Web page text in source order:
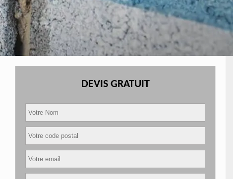
DEVIS GRATUIT